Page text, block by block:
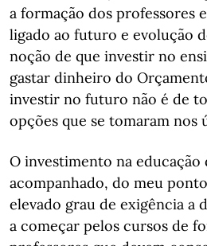
a formação dos professores
ligado ao futuro e evolução
noção de que investir no
gastar dinheiro do
investir no futuro não é de
opções que se tomaram nos
O investimento na educação
acompanhado, do meu
elevado grau de exigência a
a começar pelos cursos de